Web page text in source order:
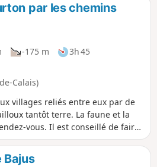
par les chemins
-175 m
3h 45
Calais)
villages reliés entre eux par de
tantôt terre. La faune et la
vous. Il est conseillé de faire
certaines parties peuvent être
Bajus